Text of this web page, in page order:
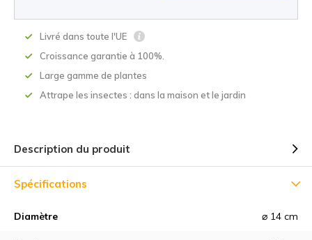
Livré dans toute l'UE
Croissance garantie à 100%.
Large gamme de plantes
Attrape les insectes : dans la maison et le jardin
Description du produit
Spécifications
Diamètre ⌀ 14 cm